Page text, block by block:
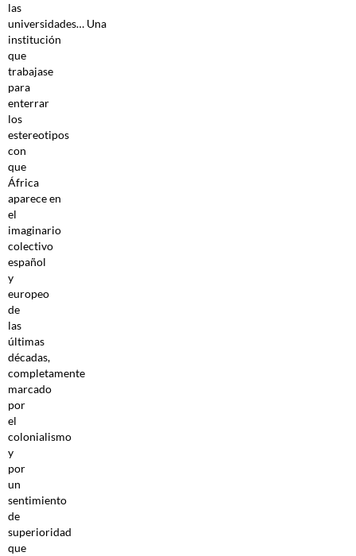
las
universidades… Una
institución
que
trabajase
para
enterrar
los
estereotipos
con
que
África
aparece en
el
imaginario
colectivo
español
y
europeo
de
las
últimas
décadas,
completamente
marcado
por
el
colonialismo
y
por
un
sentimiento
de
superioridad
que